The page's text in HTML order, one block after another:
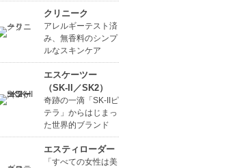
クリニーク
アレルギーテスト済
み、無香料のシンプ
ルなスキンケア
エスケーツー
（SK-II／SK2）
奇跡の一滴「SK-IIピ
テラ」からはじまっ
た世界的ブランド
エスティローダー
「すべての女性は美